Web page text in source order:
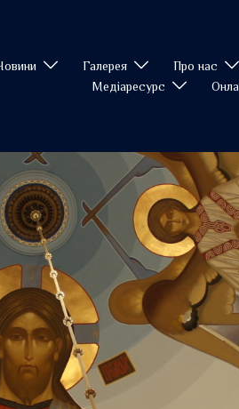
Галерея Про нас
Медіаресурс